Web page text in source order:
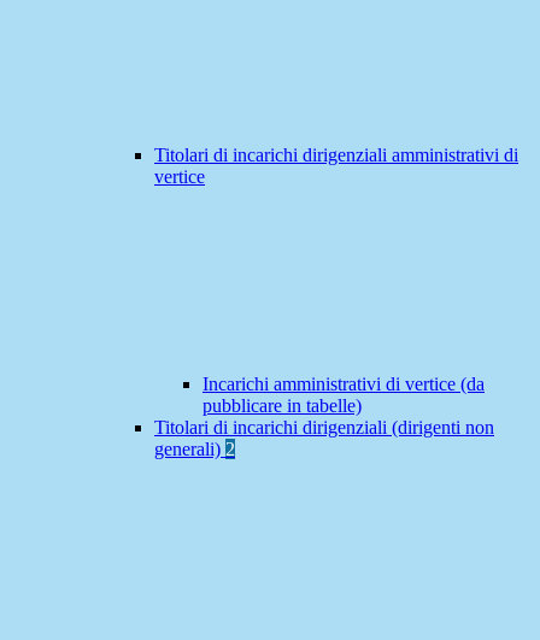
Titolari di incarichi dirigenziali amministrativi di
vertice
Incarichi amministrativi di vertice (da
pubblicare in tabelle)
Titolari di incarichi dirigenziali (dirigenti non
generali) 2